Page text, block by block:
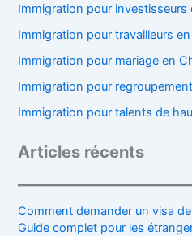
Immigration pour investisseurs
Immigration pour travailleurs
Immigration pour mariage en
Immigration pour
Immigration pour talents de
Articles récents
Comment demander un visa
Guide complet pour les